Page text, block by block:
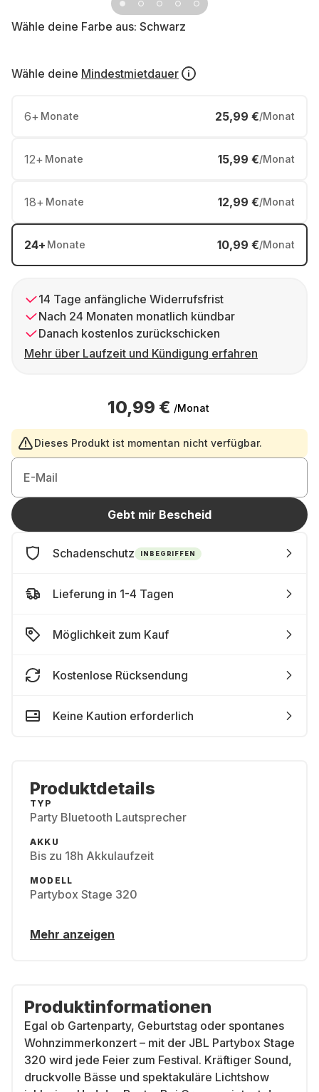
Wähle deine Farbe aus: Schwarz
Wähle deine Mindestmietdauer
6+ Monate 25,99 €/Monat
12+ Monate 15,99 €/Monat
18+ Monate 12,99 €/Monat
24+ Monate 10,99 €/Monat
14 Tage anfängliche Widerrufsfrist
Nach 24 Monaten monatlich kündbar
Danach kostenlos zurückschicken
Mehr über Laufzeit und Kündigung erfahren
10,99 € /Monat
Dieses Produkt ist momentan nicht verfügbar.
E-Mail
Gebt mir Bescheid
Schadenschutz INBEGRIFFEN
Lieferung in 1-4 Tagen
Möglichkeit zum Kauf
Kostenlose Rücksendung
Keine Kaution erforderlich
Produktdetails
TYP
Party Bluetooth Lautsprecher
AKKU
Bis zu 18h Akkulaufzeit
MODELL
Partybox Stage 320
Mehr anzeigen
Produktinformationen
Egal ob Gartenparty, Geburtstag oder spontanes
Wohnzimmerkonzert – mit der JBL Partybox Stage
320 wird jede Feier zum Festival. Kräftiger Sound,
druckvolle Bässe und spektakuläre Lichtshow